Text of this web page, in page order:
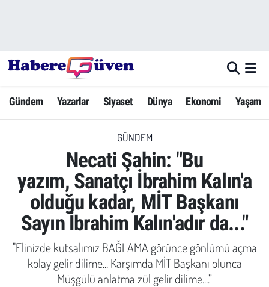
Gündem Yazarlar Siyaset Dünya Ekonomi Yaşam
GÜNDEM
Necati Şahin: "Bu
yazım, Sanatçı İbrahim Kalın'a
olduğu kadar, MİT Başkanı
Sayın İbrahim Kalın'adır da..."
"Elinizde kutsalımız BAĞLAMA görünce gönlümü açma
kolay gelir dilime... Karşımda MİT Başkanı olunca
Müşgülü anlatma zül gelir dilime....”
Yazarlar
Dünya
Ekonomi
Yaşam
Yerel Haberler
Eğitim
Hava Durumu
Trafik Durumu
Süper Lig Puan Durumu ve Fikstür
Tüm Manşetler
Son Dakika Haberleri
Haber Arşivi